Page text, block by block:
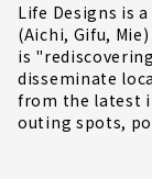
Life Designs is
(Aichi, Gifu,
is
disseminate
from the latest
outing spots,